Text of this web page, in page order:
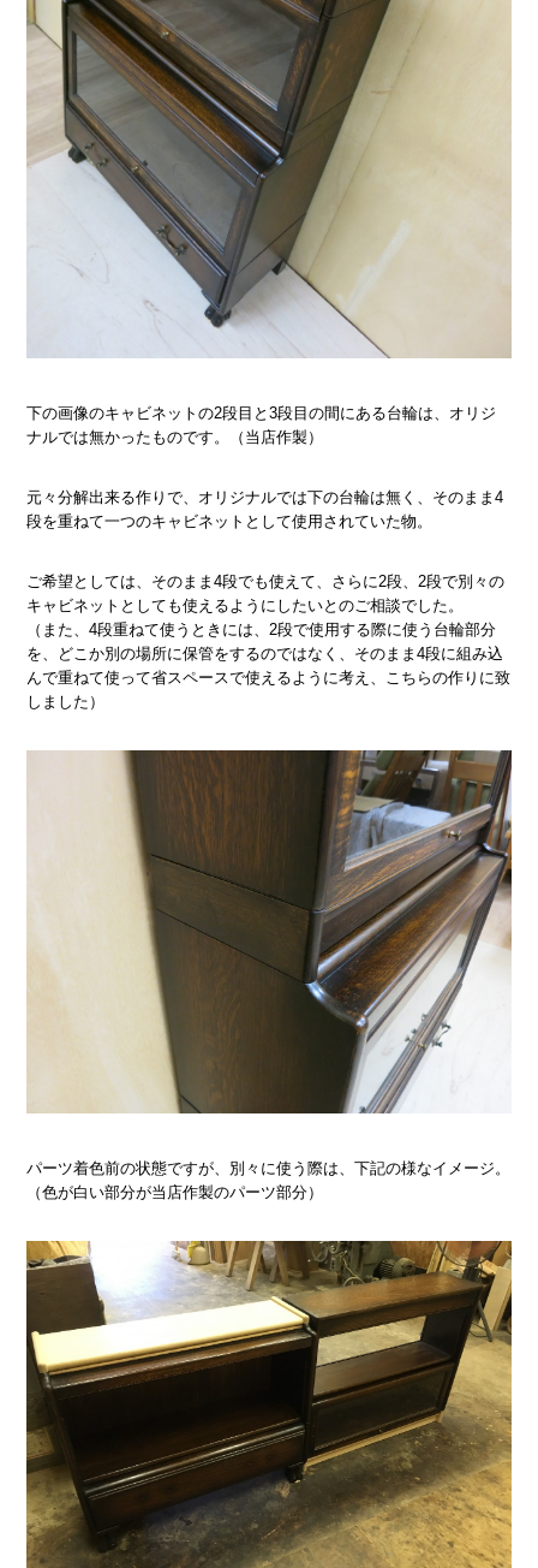
下の画像のキャビネットの2段目と3段目の間にある台輪は、オリジ
ナルでは無かったものです。（当店作製）
元々分解出来る作りで、オリジナルでは下の台輪は無く、そのまま4
段を重ねて一つのキャビネットとして使用されていた物。
ご希望としては、そのまま4段でも使えて、さらに2段、2段で別々の
キャビネットとしても使えるようにしたいとのご相談でした。
（また、4段重ねて使うときには、2段で使用する際に使う台輪部分
を、どこか別の場所に保管をするのではなく、そのまま4段に組み込
んで重ねて使って省スペースで使えるように考え、こちらの作りに致
しました）
パーツ着色前の状態ですが、別々に使う際は、下記の様なイメージ。
（色が白い部分が当店作製のパーツ部分）